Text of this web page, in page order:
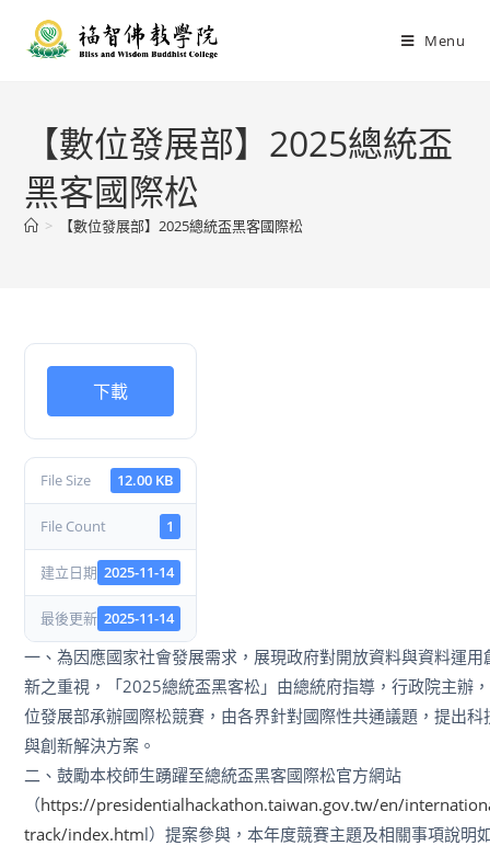
Menu
【數位發展部】2025總統盃
黑客國際松
> 【數位發展部】2025總統盃黑客國際松
下載
File Size 12.00 KB
File Count 1
建立日期 2025-11-14
最後更新 2025-11-14
一、為因應國家社會發展需求，展現政府對開放資料與資料運用
新之重視，「2025總統盃黑客松」由總統府指導，行政院主辦
位發展部承辦國際松競賽，由各界針對國際性共通議題，提出科
與創新解決方案。
二、鼓勵本校師生踴躍至總統盃黑客國際松官方網站
（https://presidentialhackathon.taiwan.gov.tw/en/
track/index.html）提案參與，本年度競賽主題及相關事項說明